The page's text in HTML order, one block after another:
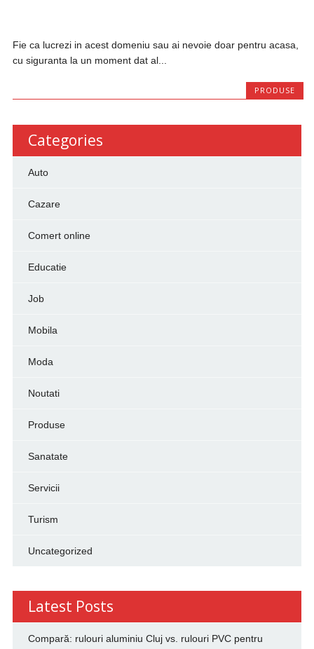
Fie ca lucrezi in acest domeniu sau ai nevoie doar pentru acasa,
cu siguranta la un moment dat al...
PRODUSE
Categories
Auto
Cazare
Comert online
Educatie
Job
Mobila
Moda
Noutati
Produse
Sanatate
Servicii
Turism
Uncategorized
Latest Posts
Compară: rulouri aluminiu Cluj vs. rulouri PVC pentru